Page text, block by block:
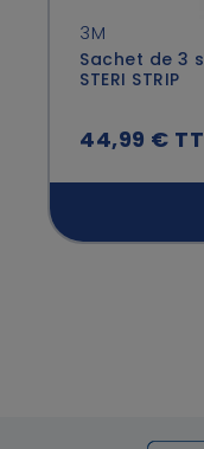
3M
Sachet de 3
STERI STRIP
44,99 €